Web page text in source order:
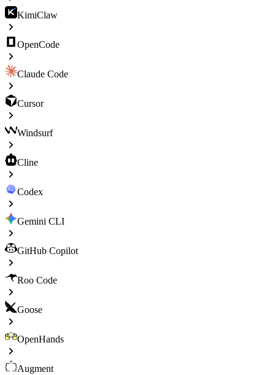
KimiClaw
OpenCode
Claude Code
Cursor
Windsurf
Cline
Codex
Gemini CLI
GitHub Copilot
Roo Code
Goose
OpenHands
Augment